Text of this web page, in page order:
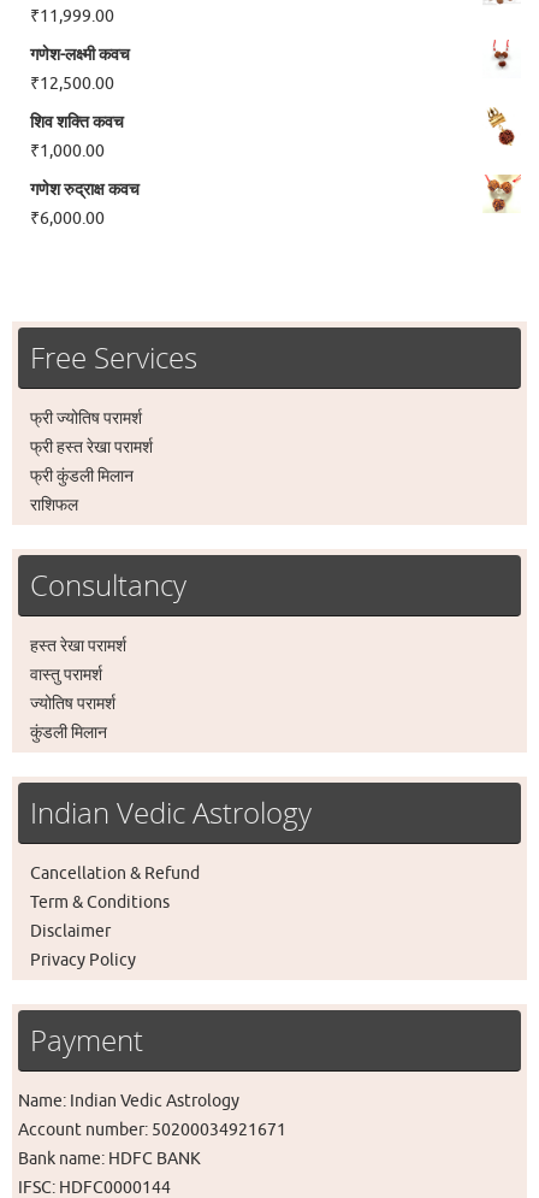
₹11,999.00
गणेश-लक्ष्मी कवच
₹12,500.00
शिव शक्ति कवच
₹1,000.00
गणेश रुद्राक्ष कवच
₹6,000.00
Free Services
फ्री ज्योतिष परामर्श
फ्री हस्त रेखा परामर्श
फ्री कुंडली मिलान
राशिफल
Consultancy
हस्त रेखा परामर्श
वास्तु परामर्श
ज्योतिष परामर्श
कुंडली मिलान
Indian Vedic Astrology
Cancellation & Refund
Term & Conditions
Disclaimer
Privacy Policy
Payment
Name: Indian Vedic Astrology
Account number: 50200034921671
Bank name: HDFC BANK
IFSC: HDFC0000144